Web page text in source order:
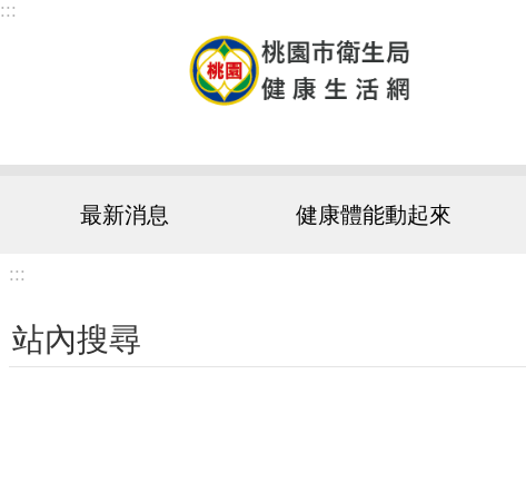
跳到主要內容區塊
:::
最新消息 健康體能動起來
:::
站內搜尋